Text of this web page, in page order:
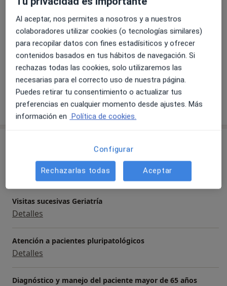
mejorar su calidad de vida.
Principales enfermedades tratadas
Delirio
Depresión en los ancianos
Discapacidades de la motricidad
Temblor inducido por fármacos
Trastorno del sueño por ansiedad
+7
Mostrar más detalles
sobre la experiencia
Visita Geriatría
Detalles
Visitas sucesivas Geriatría
Detalles
Atención a pacientes pluripatológicos
Detalles
Diagnóstico y manejo del paciente mayor de 65 años
Al aceptar, nos permites a nosotros y a nuestros
colaboradores utilizar cookies (o tecnologías similares)
para recopilar datos con fines estadísiticos y ofrecer
contenidos basados en tus hábitos de navegación. Si
rechazas todas las cookies, solo utilizaremos las
necesarias para el correcto uso de nuestra página.
Puedes retirar tu consentimiento o actualizar tus
preferencias en cualquier momento desde ajustes. Más
información en Política de cookies.
Configurar
Rechazarlas todas Aceptar